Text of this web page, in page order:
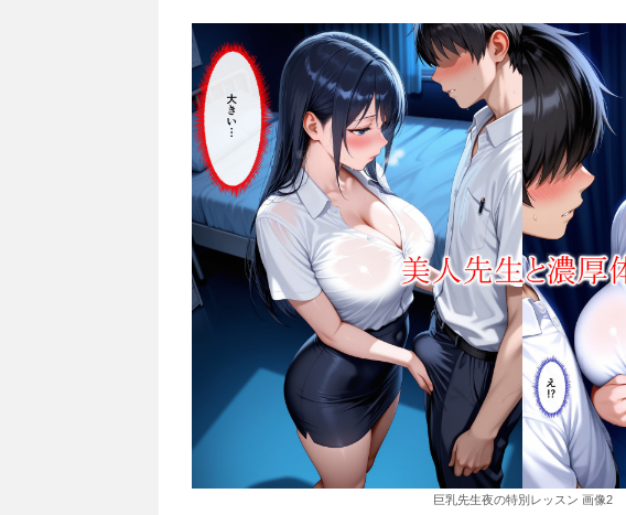
巨乳先生夜の特別レッスン 画像2